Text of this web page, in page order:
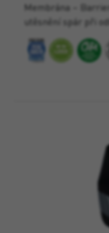
Membrána –
utěsnění spár při